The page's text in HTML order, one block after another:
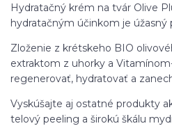
Hydratačný krém na tvár Olive
hydratačným účinkom je úžasný
Zloženie z krétskeho BIO
extraktom z uhorky a
regenerovať, hydratovať a
Vyskúšajte aj ostatné produkty
telový peeling a širokú škálu